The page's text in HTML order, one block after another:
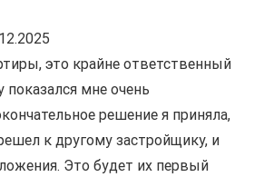
это крайне ответственный
мне очень
решение я приняла,
к другому застройщику, и
Это будет их первый